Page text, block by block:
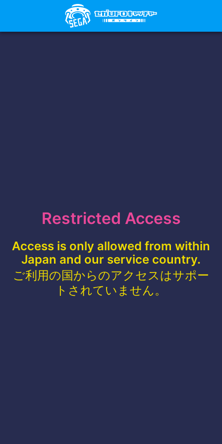
Restricted Access
Access is only allowed from within
Japan and our service country.
ご利用の国からのアクセスはサポー
トされていません。